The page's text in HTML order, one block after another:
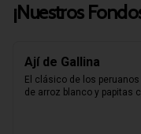
¡Nuestros
Ají de Gallina
El clásico de los
de arroz blanco y papitas